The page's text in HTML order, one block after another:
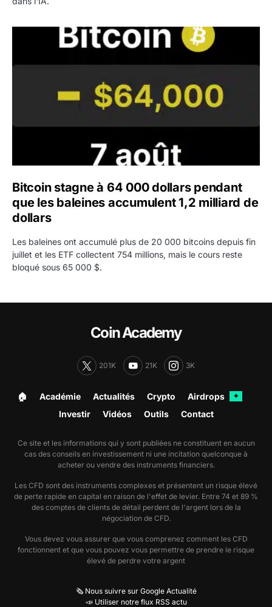
Bitcoin stagne à 64 000 dollars pendant que les
Bitcoin stagne à 64 000 dollars pendant
que les baleines accumulent 1,2 milliard de
dollars
Les baleines ont accumulé plus de 20 000 bitcoins depuis fin
juillet et les ETF collectent 754 millions, mais le cours reste
bloqué sous 65 000 $.
Coin Academy
201K 21K 3K
🏠︎ Académie Actualités Crypto Airdrops ✦
Investir Vidéos Outils Contact
Ce site et les informations qui y sont publiées ne constituent en aucun
cas des conseils en investissement ni une incitation quelconque à
acheter ou vendre des instruments financiers.
Les CFD sont des instruments complexes et présentent un risque élevé
de perte rapide en capital en raison de l'effet de levier. Entre 74 et 89 %
des comptes de clients de détail perdent de l'argent lors de la
négociation de CFD.
Vous devez vous assurer que vous comprenez comment les CFD
fonctionnent et que vous pouvez vous permettre de prendre le risque
élevé de perdre votre argent
🗞️ Nous suivre sur Google Actualité
📣 Utiliser notre flux RSS actu